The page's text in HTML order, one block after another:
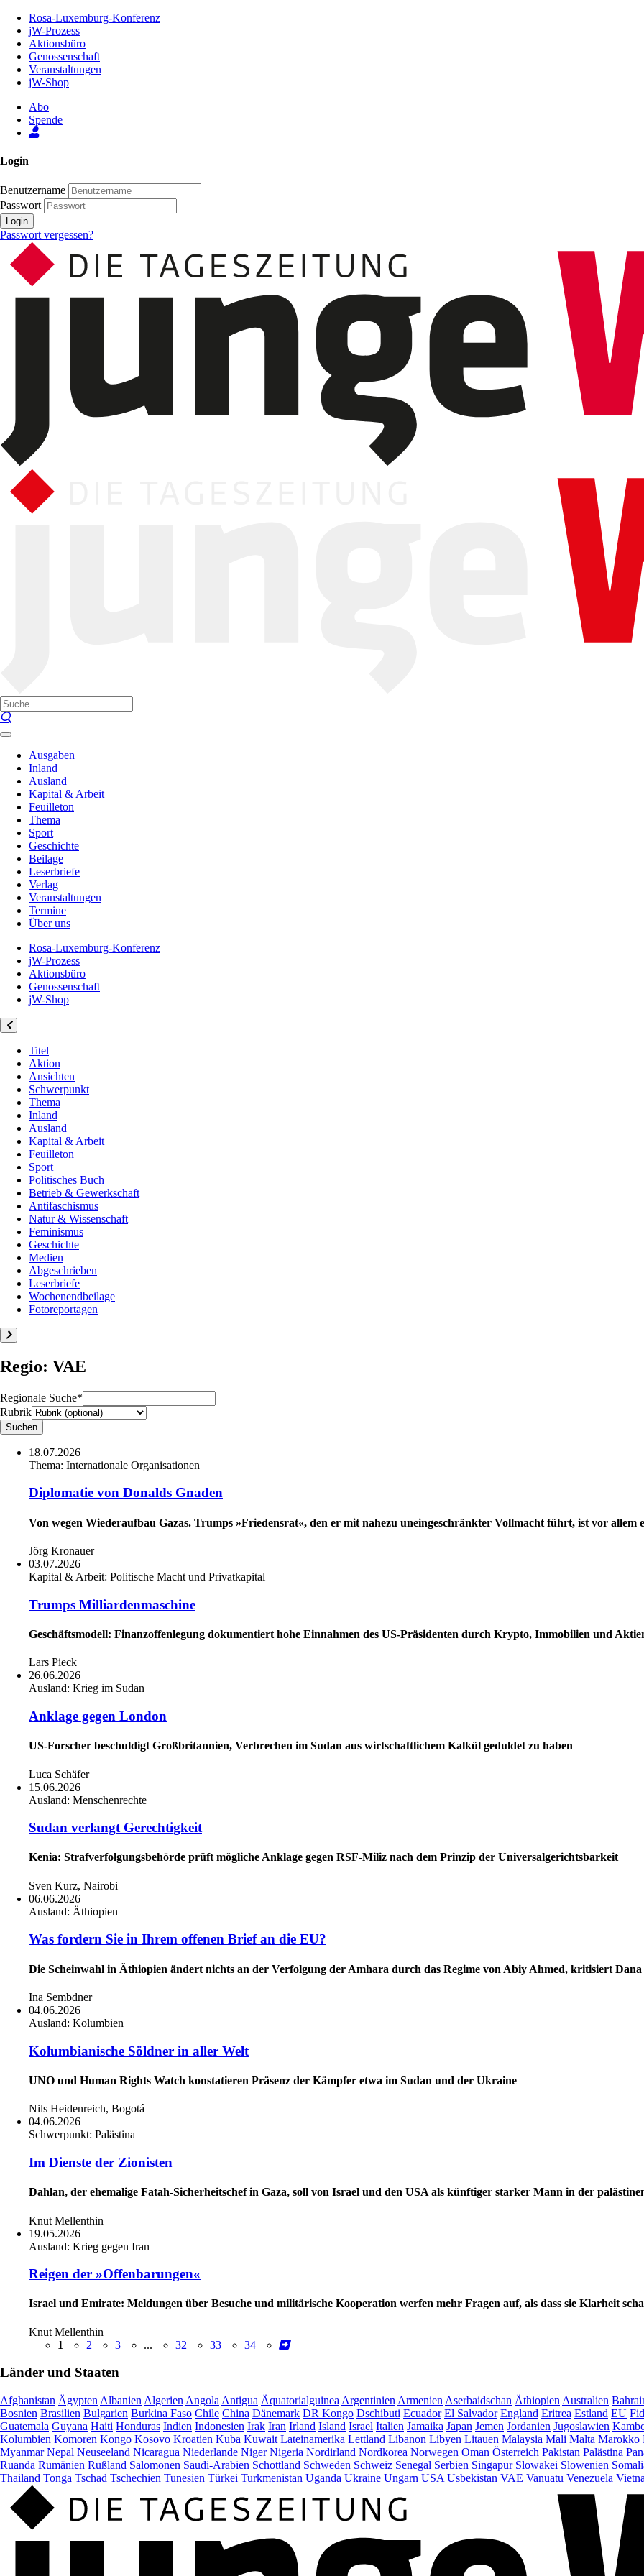
Inhalt
Seite
Rosa-Luxemburg-Konferenz
jW-Prozess
Aktionsbüro
Genossenschaft
Veranstaltungen
jW-Shop
Abo
Spende
Login
Benutzername
Passwort
Login
Passwort vergessen?
Ausgaben
Inland
Ausland
Kapital & Arbeit
Feuilleton
Thema
Sport
Geschichte
Beilage
Leserbriefe
Verlag
Veranstaltungen
Termine
Über uns
Rosa-Luxemburg-Konferenz
jW-Prozess
Aktionsbüro
Genossenschaft
jW-Shop
Titel
Aktion
Ansichten
Schwerpunkt
Thema
Inland
Ausland
Kapital & Arbeit
Feuilleton
Sport
Politisches Buch
Betrieb & Gewerkschaft
Antifaschismus
Natur & Wissenschaft
Feminismus
Geschichte
Medien
Abgeschrieben
Leserbriefe
Wochenendbeilage
Fotoreportagen
Regio: VAE
Regionale Suche*
Rubrik
18.07.2026
Thema: Internationale Organisationen
Diplomatie von Donalds Gnaden
Von wegen Wiederaufbau Gazas. Trumps »Friedensrat«, den er mit nahezu uneingeschränkter Vollmacht führt, ist vor
Jörg Kronauer
03.07.2026
Kapital & Arbeit: Politische Macht und Privatkapital
Trumps Milliardenmaschine
Geschäftsmodell: Finanzoffenlegung dokumentiert hohe Einnahmen des US-Präsidenten durch Krypto, Immobilien und
Lars Pieck
26.06.2026
Ausland: Krieg im Sudan
Anklage gegen London
US-Forscher beschuldigt Großbritannien, Verbrechen im Sudan aus wirtschaftlichem Kalkül geduldet zu haben
Luca Schäfer
15.06.2026
Ausland: Menschenrechte
Sudan verlangt Gerechtigkeit
Kenia: Strafverfolgungsbehörde prüft mögliche Anklage gegen RSF-Miliz nach dem Prinzip der Universalgerichtsbarkeit
Sven Kurz, Nairobi
06.06.2026
Ausland: Äthiopien
Was fordern Sie in Ihrem offenen Brief an die EU?
Die Scheinwahl in Äthiopien ändert nichts an der Verfolgung der Amhara durch das Regime von Abiy Ahmed, kritisiert Dana
Ina Sembdner
04.06.2026
Ausland: Kolumbien
Kolumbianische Söldner in aller Welt
UNO und Human Rights Watch konstatieren Präsenz der Kämpfer etwa im Sudan und der Ukraine
Nils Heidenreich, Bogotá
04.06.2026
Schwerpunkt: Palästina
Im Dienste der Zionisten
Dahlan, der ehemalige Fatah-Sicherheitschef in Gaza, soll von Israel und den USA als künftiger starker Mann in der
Knut Mellenthin
19.05.2026
Ausland: Krieg gegen Iran
Reigen der »Offenbarungen«
Israel und Emirate: Meldungen über Besuche und militärische Kooperation werfen mehr Fragen auf, als dass sie Klarheit
Knut Mellenthin
1
2 3 ... 32 33 34
Länder und Staaten
Afghanistan Ägypten Albanien Algerien Angola Antigua Äquatorialguinea Argentinien Armenien Aserbaidschan Äthiopien Australien
Bosnien Brasilien Bulgarien Burkina Faso Chile China Dänemark DR Kongo Dschibuti Ecuador El Salvador England Eritrea Estland EU
Guatemala Guyana Haiti Honduras Indien Indonesien Irak Iran Irland Island Israel Italien Jamaika Japan Jemen Jordanien Jugoslawien
Kolumbien Komoren Kongo Kosovo Kroatien Kuba Kuwait Lateinamerika Lettland Libanon Libyen Litauen Malaysia Mali Malta Marokko
Myanmar Nepal Neuseeland Nicaragua Niederlande Niger Nigeria Nordirland Nordkorea Norwegen Oman Österreich Pakistan Palästina
Ruanda Rumänien Rußland Salomonen Saudi-Arabien Schottland Schweden Schweiz Senegal Serbien Singapur Slowakei Slowenien
Thailand Tonga Tschad Tschechien Tunesien Türkei Turkmenistan Uganda Ukraine Ungarn USA Usbekistan VAE Vanuatu Venezuela